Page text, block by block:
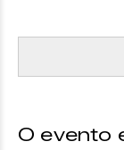
O evento